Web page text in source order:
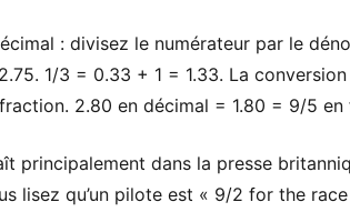
: divisez le numérateur par le
1/3 = 0.33 + 1 = 1.33. La
2.80 en décimal = 1.80 = 9/5 en
principalement dans la presse
lisez qu’un pilote est « 9/2 for the